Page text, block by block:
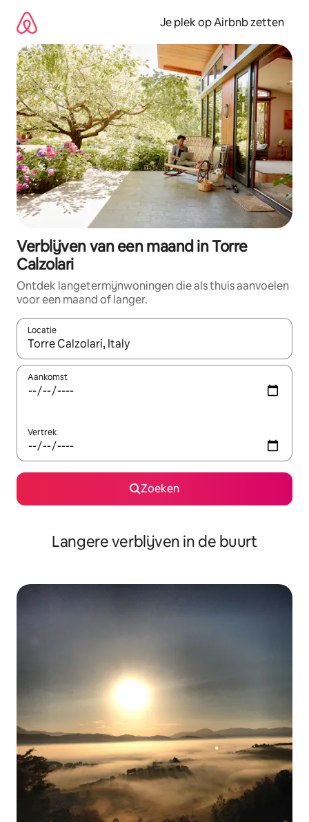
direct
naar
inhoud
Je plek op Airbnb zetten
Verblijven van een maand in Torre
Calzolari
Ontdek langetermijnwoningen die als thuis aanvoelen
voor een maand of langer.
Locatie
Wanneer er resultaten beschikbaar zijn, maak je een keuze
Aankomst
Vertrek
Zoeken
Langere verblijven in de buurt